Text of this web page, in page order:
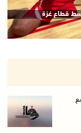
قطاع غزة